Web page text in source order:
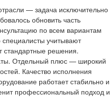
— задача исключительно
обновить часть
по всем вариантам
учитывают
стандартные решения.
Отдельный плюс — широкий
Качество исполнения
работает стабильно и
профессиональный подход и